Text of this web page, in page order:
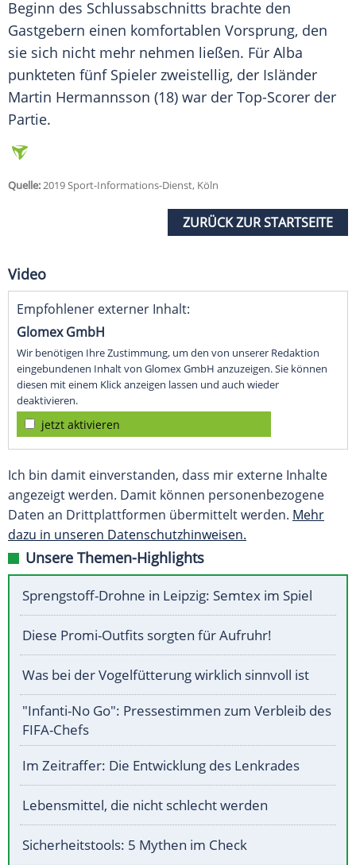
Beginn des Schlussabschnitts brachte den
Gastgebern einen komfortablen Vorsprung, den
sie sich nicht mehr nehmen ließen. Für Alba
punkteten fünf Spieler zweistellig, der Isländer
Martin Hermannsson (18) war der Top-Scorer der
Partie.
Quelle:2019 Sport-Informations-Dienst, Köln
ZURÜCK ZUR STARTSEITE
Video
Empfohlener externer Inhalt:
Glomex GmbH
Wir benötigen Ihre Zustimmung, um den von unserer Redaktion
eingebundenen Inhalt von Glomex GmbH anzuzeigen. Sie können
diesen mit einem Klick anzeigen lassen und auch wieder
deaktivieren.
jetzt aktivieren
Ich bin damit einverstanden, dass mir externe Inhalte
angezeigt werden. Damit können personenbezogene
Daten an Drittplattformen übermittelt werden. Mehr
dazu in unseren Datenschutzhinweisen.
Unsere Themen-Highlights
Sprengstoff-Drohne in Leipzig: Semtex im Spiel
Diese Promi-Outfits sorgten für Aufruhr!
Was bei der Vogelfütterung wirklich sinnvoll ist
"Infanti-No Go": Pressestimmen zum Verbleib des
FIFA-Chefs
Im Zeitraffer: Die Entwicklung des Lenkrades
Lebensmittel, die nicht schlecht werden
Sicherheitstools: 5 Mythen im Check